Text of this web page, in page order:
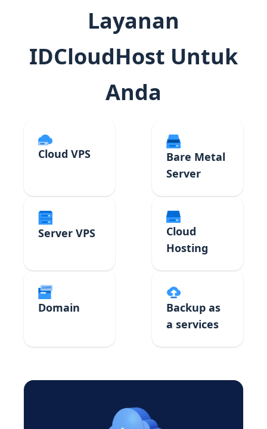
Layanan
IDCloudHost Untuk
Anda
Cloud VPS
Bare Metal
Server
Server VPS
Cloud
Hosting
Domain
Backup as
a services